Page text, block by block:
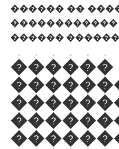
������ ��
������
������